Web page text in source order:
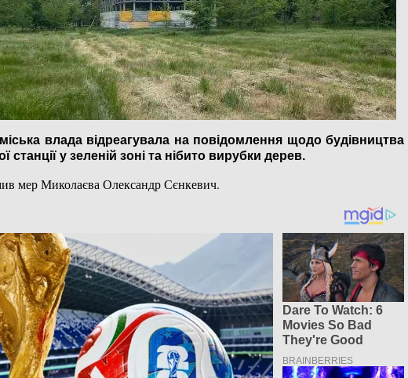
влада відреагувала на повідомлення щодо будівництва
станції у зеленій зоні та нібито вирубки дерев.
мер Миколаєва Олександр Сєнкевич.